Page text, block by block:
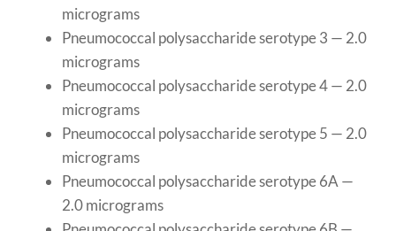
micrograms
Pneumococcal polysaccharide serotype 3 — 2.0
micrograms
Pneumococcal polysaccharide serotype 4 — 2.0
micrograms
Pneumococcal polysaccharide serotype 5 — 2.0
micrograms
Pneumococcal polysaccharide serotype 6A —
2.0 micrograms